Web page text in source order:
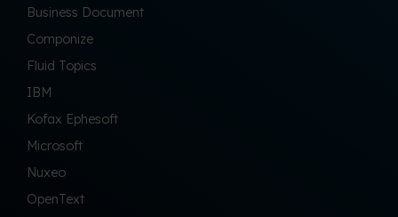
Business Document
Componize
Fluid Topics
IBM
Kofax Ephesoft
Microsoft
Nuxeo
OpenText